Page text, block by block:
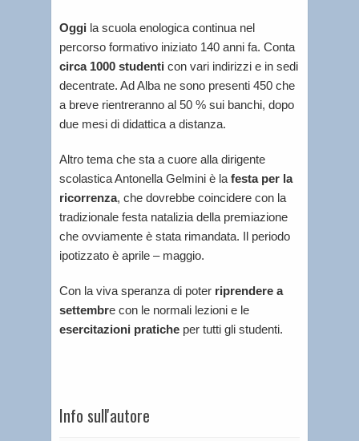
Oggi la scuola enologica continua nel
percorso formativo iniziato 140 anni fa. Conta
circa 1000 studenti con vari indirizzi e in sedi
decentrate. Ad Alba ne sono presenti 450 che
a breve rientreranno al 50 % sui banchi, dopo
due mesi di didattica a distanza.
Altro tema che sta a cuore alla dirigente
scolastica Antonella Gelmini è la festa per la
ricorrenza, che dovrebbe coincidere con la
tradizionale festa natalizia della premiazione
che ovviamente è stata rimandata. Il periodo
ipotizzato è aprile – maggio.
Con la viva speranza di poter riprendere a
settembre con le normali lezioni e le
esercitazioni pratiche per tutti gli studenti.
Info sull'autore